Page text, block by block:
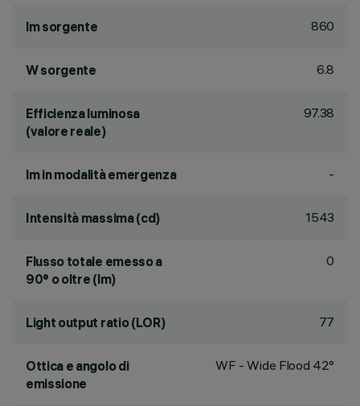
lm sorgente 860
W sorgente 6.8
Efficienza luminosa
(valore reale)
97.38
lm in modalità emergenza -
Intensità massima (cd) 1543
Flusso totale emesso a
90° o oltre (lm)
0
Light output ratio (LOR) 77
Ottica e angolo di
emissione
WF - Wide Flood 42°